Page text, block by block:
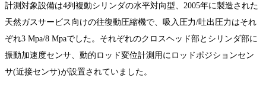
計測対象設備は4列複動シリンダの水平対向型、2005年に製造された
天然ガスサービス向けの往復動圧縮機で、吸入圧力/吐出圧力はそれ
ぞれ3 Mpa/8 Mpaでした。それぞれのクロスヘッド部とシリンダ部に
振動加速度センサ、動的ロッド変位計測用にロッドポジションセン
サ(近接センサ)が設置されていました。